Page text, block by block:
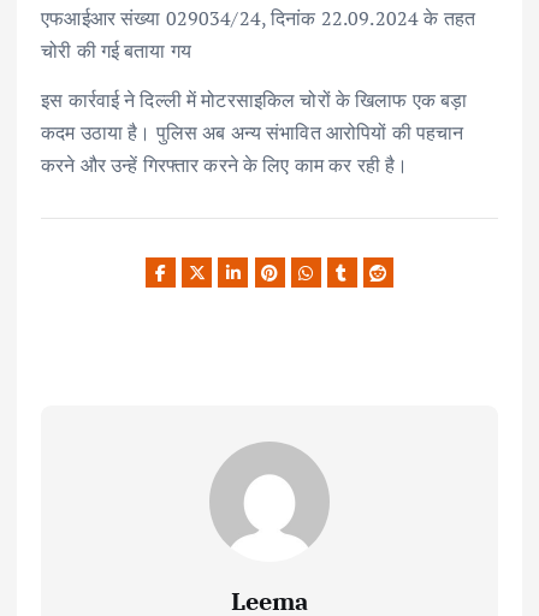
एफआईआर संख्या 029034/24, दिनांक 22.09.2024 के तहत
चोरी की गई बताया गय
इस कार्रवाई ने दिल्ली में मोटरसाइकिल चोरों के खिलाफ एक बड़ा
कदम उठाया है। पुलिस अब अन्य संभावित आरोपियों की पहचान
करने और उन्हें गिरफ्तार करने के लिए काम कर रही है।
Leema